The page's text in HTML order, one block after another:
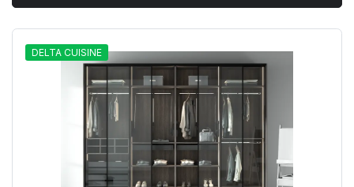
DELTA CUISINE